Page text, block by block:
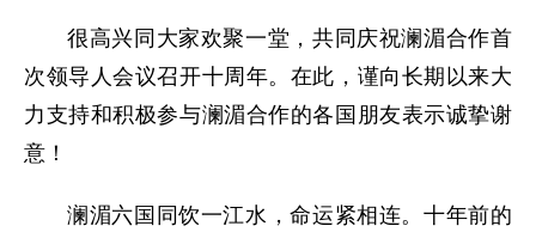
很高兴同大家欢聚一堂，共同庆祝澜湄合作首
次领导人会议召开十周年。在此，谨向长期以来大
力支持和积极参与澜湄合作的各国朋友表示诚挚谢
意！
澜湄六国同饮一江水，命运紧相连。十年前的